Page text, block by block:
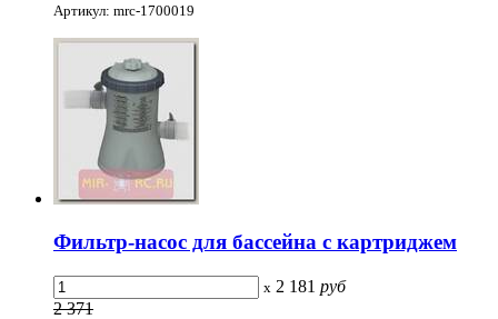
Артикул: mrc-1700019
Фильтр-насос для бассейна с картриджем
x 2 181 руб
2 371